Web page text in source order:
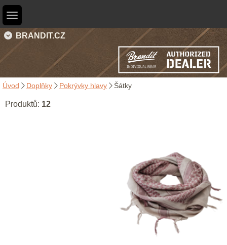
BRANDIT.CZ
Úvod Doplňky Pokrývky hlavy Šátky
Produktů: 12